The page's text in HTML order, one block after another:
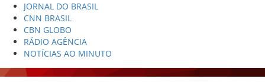
JORNAL DO BRASIL
CNN BRASIL
CBN GLOBO
RÁDIO AGÊNCIA
NOTÍCIAS AO MINUTO